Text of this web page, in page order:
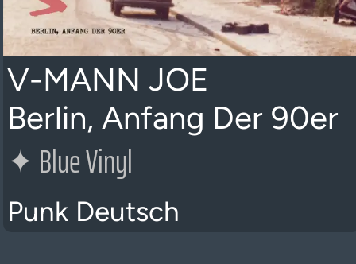
V-MANN JOE
Berlin, Anfang Der 90er
✦Blue Vinyl
Punk Deutsch